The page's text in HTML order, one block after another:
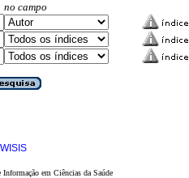
no campo
em Ciências da Saúde